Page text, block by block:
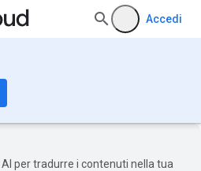
Accedi
per tradurre i contenuti nella tua